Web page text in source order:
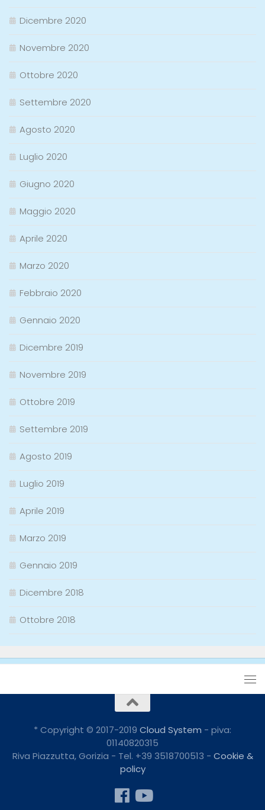
Dicembre 2020
Novembre 2020
Ottobre 2020
Settembre 2020
Agosto 2020
Luglio 2020
Giugno 2020
Maggio 2020
Aprile 2020
Marzo 2020
Febbraio 2020
Gennaio 2020
Dicembre 2019
Novembre 2019
Ottobre 2019
Settembre 2019
Agosto 2019
Luglio 2019
Aprile 2019
Marzo 2019
Gennaio 2019
Dicembre 2018
Ottobre 2018
* Copyright © 2017-2019 Cloud System - piva:
01140820315
Riva Piazzutta, Gorizia - Tel. +39 3518700513 - Cookie &
policy